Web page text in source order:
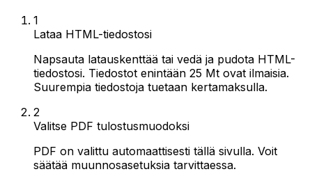
1
Lataa HTML-tiedostosi
Napsauta latauskenttää tai vedä ja pudota HTML-
tiedostosi. Tiedostot enintään 25 Mt ovat ilmaisia.
Suurempia tiedostoja tuetaan kertamaksulla.
2
Valitse PDF tulostusmuodoksi
PDF on valittu automaattisesti tällä sivulla. Voit
säätää muunnosasetuksia tarvittaessa.